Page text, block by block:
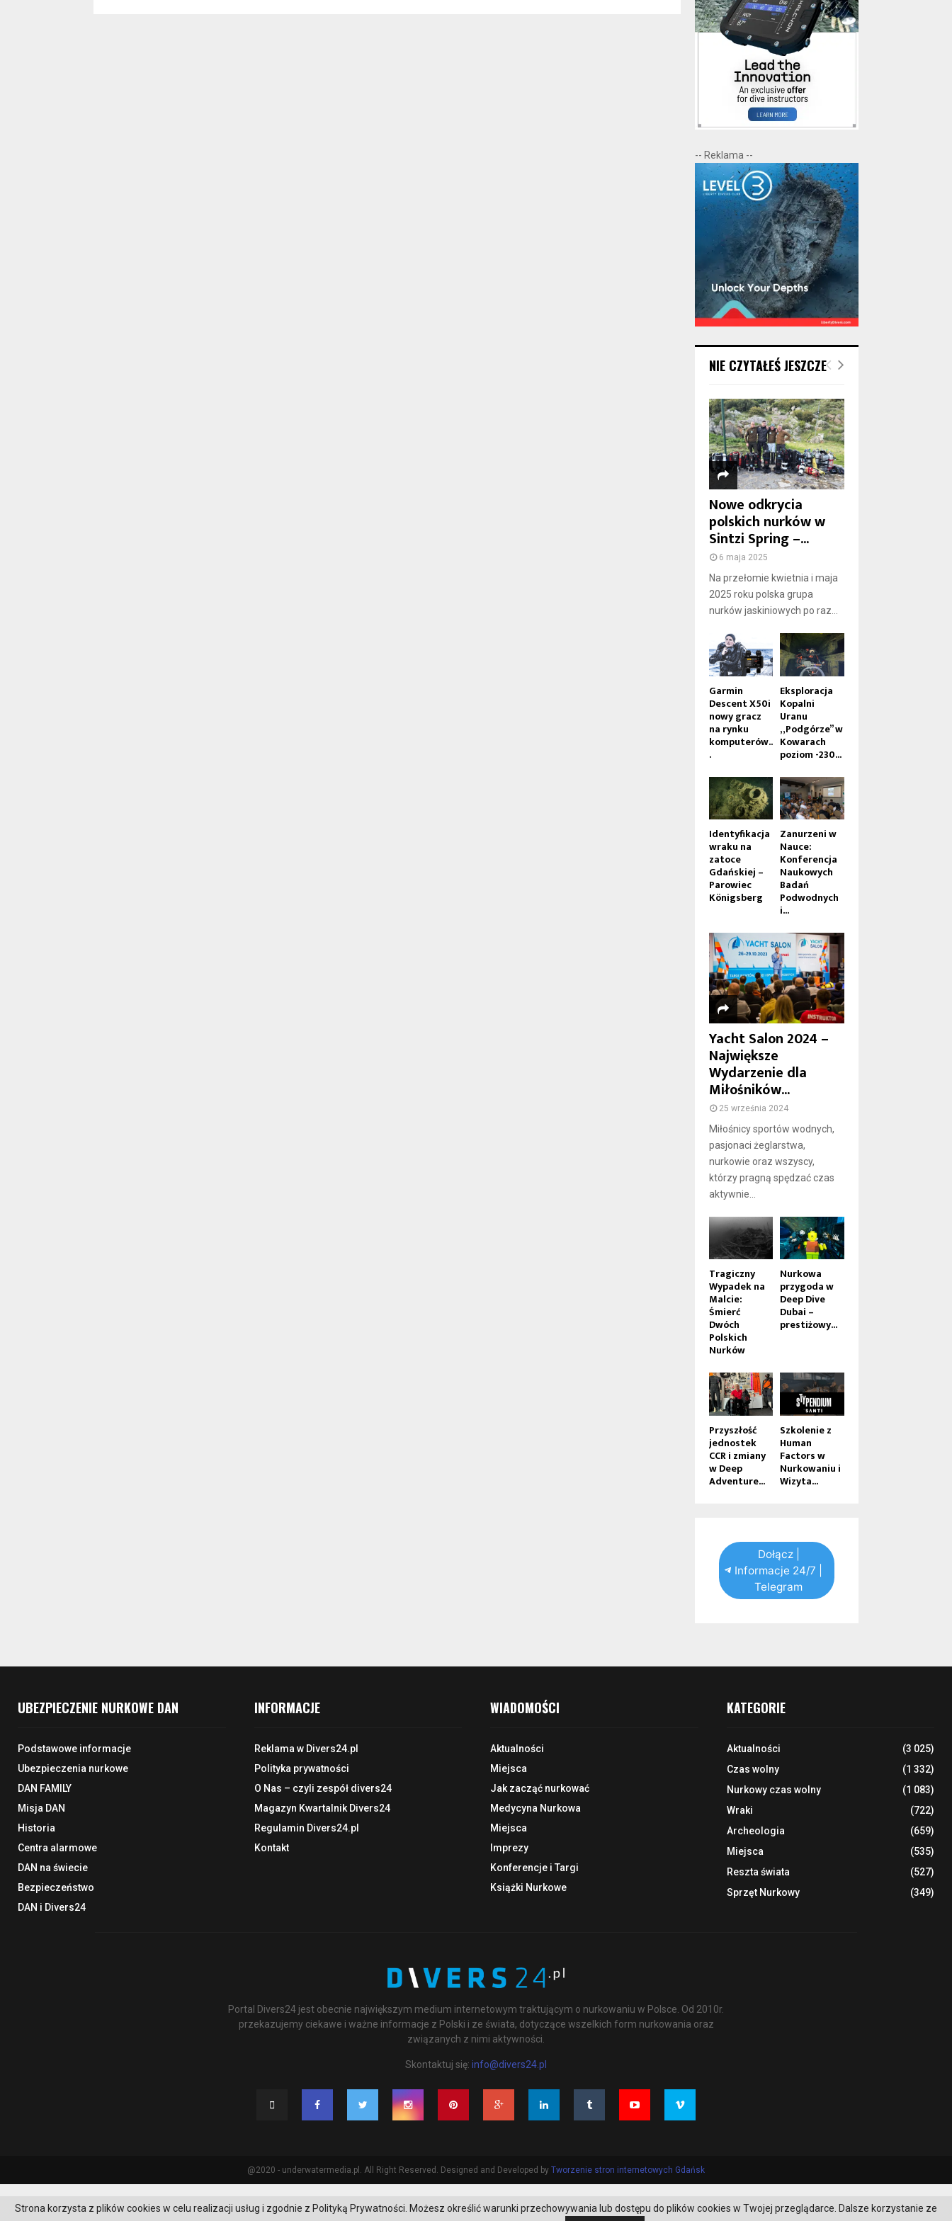
-- Reklama --
NIE CZYTAŁEŚ JESZCZE
Nowe odkrycia
polskich nurków w
Sintzi Spring –...
6 maja 2025
Na przełomie kwietnia i maja
2025 roku polska grupa
nurków jaskiniowych po raz...
Garmin
Descent X50i
nowy gracz
na rynku
komputerów..
.
Eksploracja
Kopalni
Uranu
„Podgórze” w
Kowarach
poziom -230...
Identyfikacja
wraku na
zatoce
Gdańskiej –
Parowiec
Königsberg
Zanurzeni w
Nauce:
Konferencja
Naukowych
Badań
Podwodnych
i...
Yacht Salon 2024 –
Największe
Wydarzenie dla
Miłośników...
25 września 2024
Miłośnicy sportów wodnych,
pasjonaci żeglarstwa,
nurkowie oraz wszyscy,
którzy pragną spędzać czas
aktywnie...
Tragiczny
Wypadek na
Malcie:
Śmierć
Dwóch
Polskich
Nurków
Nurkowa
przygoda w
Deep Dive
Dubai –
prestiżowy...
Przyszłość
jednostek
CCR i zmiany
w Deep
Adventure...
Szkolenie z
Human
Factors w
Nurkowaniu i
Wizyta...
Dołącz |
Informacje 24/7 |
Telegram
UBEZPIECZENIE NURKOWE DAN
Podstawowe informacje
Ubezpieczenia nurkowe
DAN FAMILY
Misja DAN
Historia
Centra alarmowe
DAN na świecie
Bezpieczeństwo
DAN i Divers24
INFORMACJE
Reklama w Divers24.pl
Polityka prywatności
O Nas – czyli zespół divers24
Magazyn Kwartalnik Divers24
Regulamin Divers24.pl
Kontakt
WIADOMOŚCI
Aktualności
Miejsca
Jak zacząć nurkować
Medycyna Nurkowa
Miejsca
Imprezy
Konferencje i Targi
Książki Nurkowe
KATEGORIE
Aktualności
(3 025)
Czas wolny
(1 332)
Nurkowy czas wolny
(1 083)
Wraki
(722)
Archeologia
(659)
Miejsca
(535)
Reszta świata
(527)
Sprzęt Nurkowy
(349)
Portal Divers24 jest obecnie największym medium internetowym traktującym o nurkowaniu w Polsce. Od 2010r.
przekazujemy ciekawe i ważne informacje z Polski i ze świata, dotyczące wszelkich form nurkowania oraz
związanych z nimi aktywności.
Skontaktuj się: info@divers24.pl
@2020 - underwatermedia.pl. All Right Reserved. Designed and Developed by Tworzenie stron internetowych Gdańsk
Strona korzysta z plików cookies w celu realizacji usług i zgodnie z Polityką Prywatności. Możesz określić warunki przechowywania lub dostępu do plików cookies w Twojej przeglądarce. Dalsze korzystanie ze